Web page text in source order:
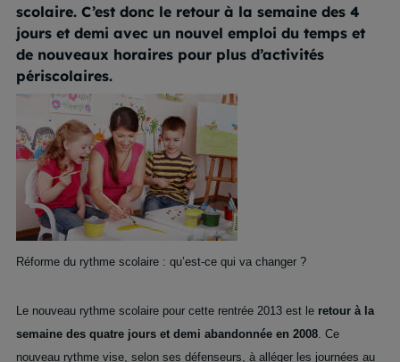
scolaire. C’est donc le retour à la semaine des 4
jours et demi avec un nouvel emploi du temps et
de nouveaux horaires pour plus d’activités
périscolaires.
Réforme du rythme scolaire : qu’est-ce qui va changer ?
Le nouveau rythme scolaire pour cette rentrée 2013 est le retour à la
semaine des quatre jours et demi abandonnée en 2008. Ce
nouveau rythme vise, selon ses défenseurs, à alléger les journées au